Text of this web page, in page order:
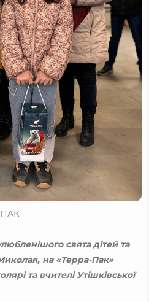
ПАК
свята дітей та
на «Терра-Пак»
та вчителі Утішківської